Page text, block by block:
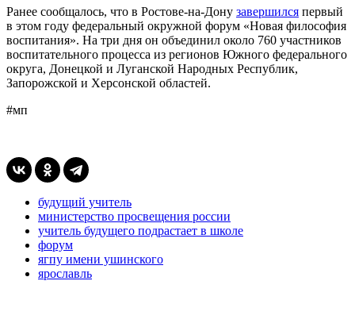
Ранее сообщалось, что в Ростове-на-Дону завершился первый
в этом году федеральный окружной форум «Новая философия
воспитания». На три дня он объединил около 760 участников
воспитательного процесса из регионов Южного федерального
округа, Донецкой и Луганской Народных Республик,
Запорожской и Херсонской областей.
#мп
будущий учитель
министерство просвещения россии
учитель будущего подрастает в школе
форум
ягпу имени ушинского
ярославль